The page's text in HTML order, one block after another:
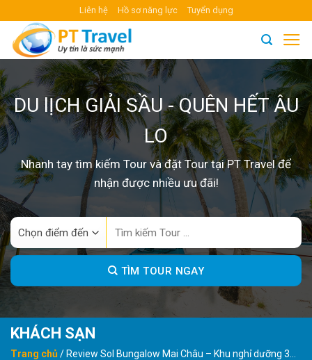
content
Liên hệ Hồ sơ năng lực Tuyển dụng
DU lỊCH GIẢI SẦU - QUÊN HẾT ÂU
LO
Nhanh tay tìm kiếm Tour và đặt Tour tại PT Travel để
nhận được nhiều ưu đãi!
TÌM TOUR NGAY
KHÁCH SẠN
Trang chủ/Review Sol Bungalow Mai Châu – Khu nghỉ dưỡng 3